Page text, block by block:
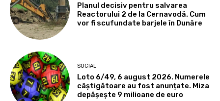
Planul decisiv pentru salvarea
Reactorului 2 de la Cernavodă. Cum
vor fi scufundate barjele în Dunăre
SOCIAL
Loto 6/49, 6 august 2026. Numerele
câștigătoare au fost anunțate. Miza
depășește 9 milioane de euro